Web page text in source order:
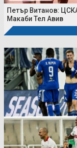
Петър Витанов:
Макаби Тел Авив